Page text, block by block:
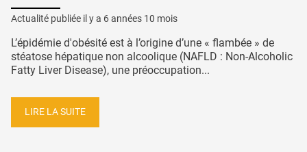
Actualité publiée il y a 6 années 10 mois
L’épidémie d'obésité est à l’origine d’une « flambée » de
stéatose hépatique non alcoolique (NAFLD : Non-Alcoholic
Fatty Liver Disease), une préoccupation...
LIRE LA SUITE